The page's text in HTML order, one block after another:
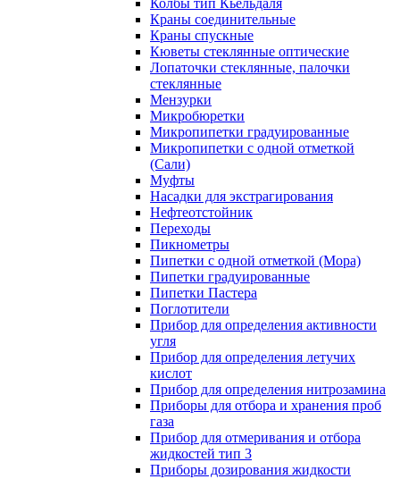
Колбы тип Кьельдаля
Краны соединительные
Краны спускные
Кюветы стеклянные оптические
Лопаточки стеклянные, палочки
стеклянные
Мензурки
Микробюретки
Микропипетки градуированные
Микропипетки с одной отметкой
(Сали)
Муфты
Насадки для экстрагирования
Нефтеотстойник
Переходы
Пикнометры
Пипетки с одной отметкой (Мора)
Пипетки градуированные
Пипетки Пастера
Поглотители
Прибор для определения активности
угля
Прибор для определения летучих
кислот
Прибор для определения нитрозамина
Приборы для отбора и хранения проб
газа
Прибор для отмеривания и отбора
жидкостей тип 3
Приборы дозирования жидкости